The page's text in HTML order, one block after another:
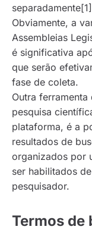
Obviamente, a
Assembleias
é significativa
que serão
fase de coleta.
Outra
pesquisa
plataforma, é a
resultados de
organizados por
ser habilitados
pesquisador.
Termos de